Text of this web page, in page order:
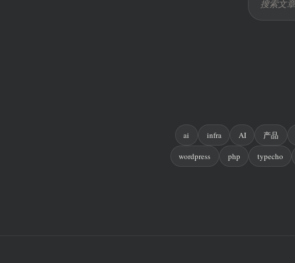
ai infra AI 产品
wordpress php typecho